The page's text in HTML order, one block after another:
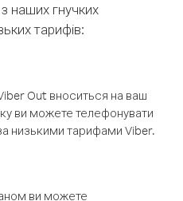
наших гнучких
тарифів:
Out вноситься на ваш
ви можете телефонувати
низькими тарифами Viber.
ви можете